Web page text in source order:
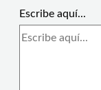
Escribe aquí...